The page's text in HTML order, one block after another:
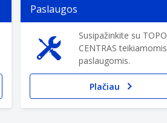
Paslaugos
Susipažinkite su TOPO
CENTRAS teikiamomis
paslaugomis.
Plačiau